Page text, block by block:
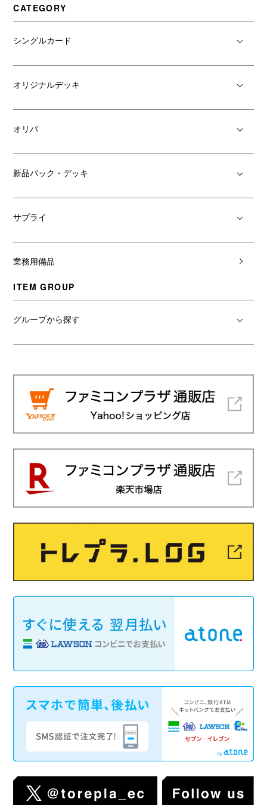
CATEGORY
シングルカード
オリジナルデッキ
オリパ
新品パック・デッキ
サプライ
業務用備品
ITEM GROUP
グループから探す